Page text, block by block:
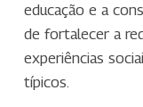
educação e a
de fortalecer a
experiências
típicos.